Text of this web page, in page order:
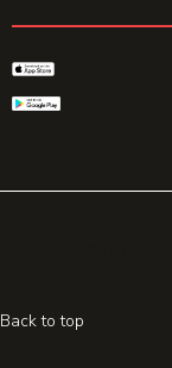
Back to top